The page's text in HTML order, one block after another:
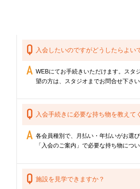
入会したいのですがどうしたらよい
WEBにてお手続きいただけます。スタ
望の方は、スタジオまでお問合せ下さい
入会手続きに必要な持ち物を教えて
各会員種別で、月払い・年払いがお選び
「入会のご案内」で必要な持ち物につ
施設を見学できますか？